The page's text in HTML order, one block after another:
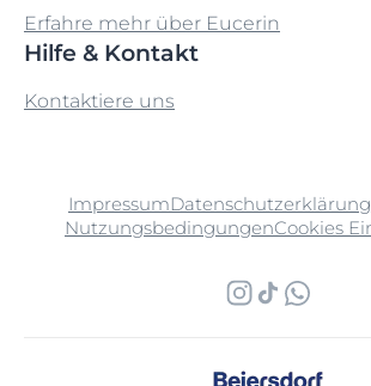
Erfahre mehr über Eucerin
Hilfe & Kontakt
Kontaktiere uns
ImpressumDatenschutzerklärung
NutzungsbedingungenCookies